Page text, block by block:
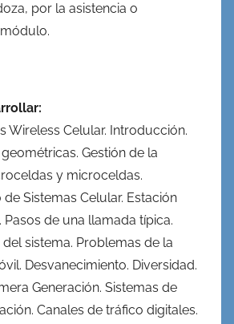
por la asistencia o
Wireless Celular. Introducción.
Gestión de la
y microceldas.
Sistemas Celular. Estación
Pasos de una llamada típica.
sistema. Problemas de la
Desvanecimiento. Diversidad.
Generación. Sistemas de
Canales de tráfico digitales.